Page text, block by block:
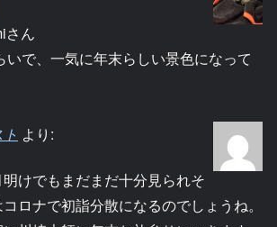
さん
いで、一気に年末らしい景色になって
より:
けでもまだまだ十分見られそ
ロナで初詣分散になるのでしょうね。